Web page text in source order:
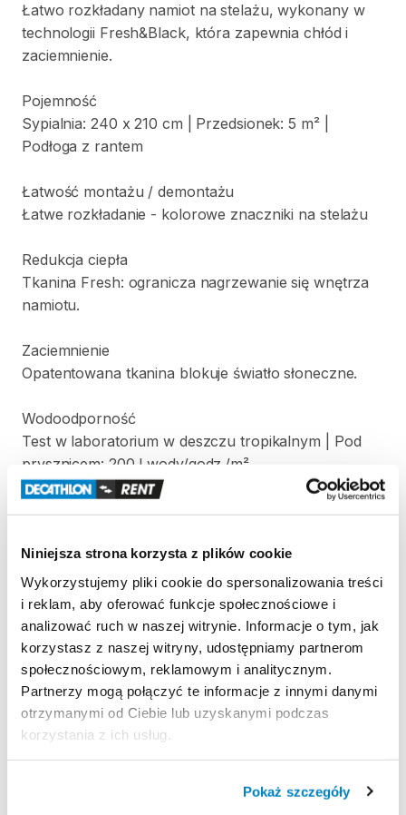
Niniejsza strona korzysta z plików cookie
Wykorzystujemy pliki cookie do spersonalizowania treści
i reklam, aby oferować funkcje społecznościowe i
analizować ruch w naszej witrynie. Informacje o tym, jak
korzystasz z naszej witryny, udostępniamy partnerom
społecznościowym, reklamowym i analitycznym.
Partnerzy mogą połączyć te informacje z innymi danymi
otrzymanymi od Ciebie lub uzyskanymi podczas
korzystania z ich usług.
Pokaż szczegóły
Łatwo rozkładany namiot na stelażu​,​ wykonany w
technologii Fresh&Black​,​ która zapewnia chłód i
zaciemnienie.
Pojemność
Sypialnia: 240 x 210 cm Przedsionek: 5 m²
Podłoga z rantem
Łatwość montażu ​/​ demontażu
Łatwe rozkładanie - kolorowe znaczniki na stelażu
Redukcja ciepła
Tkanina Fresh: ogranicza nagrzewanie się wnętrza
namiotu.
Zaciemnienie
Opatentowana tkanina blokuje światło słoneczne.
Wodoodporność
Test w laboratorium w deszczu tropikalnym
Pod
prysznicem: 200 l wody​/​godz. ​/​m²
tunelu aerodynamicznym
Łatwość
transportu
Prostokątny pokrowiec | 65 x 30 x 25 cm | 48 litry |
10​,​6 kg
Strona produktu w sklepie